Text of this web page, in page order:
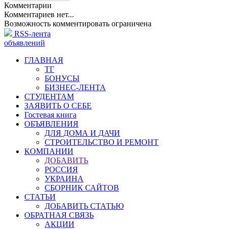
Комментарии
Комментариев нет...
Возможность комментировать ограничена
RSS-лента
объявлений
ГЛАВНАЯ
ТГ
БОНУСЫ
БИЗНЕС-ЛЕНТА
СТУДЕНТАМ
ЗАЯВИТЬ О СЕБЕ
Гостевая книга
ОБЪЯВЛЕНИЯ
ДЛЯ ДОМА И ДАЧИ
СТРОИТЕЛЬСТВО И РЕМОНТ
КОМПАНИИ
ДОБАВИТЬ
РОССИЯ
УКРАИНА
СБОРНИК САЙТОВ
СТАТЬИ
ДОБАВИТЬ СТАТЬЮ
ОБРАТНАЯ СВЯЗЬ
АКЦИИ